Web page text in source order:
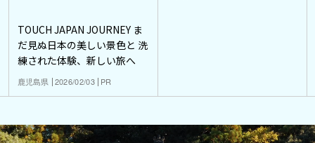
TOUCH JAPAN JOURNEY ま
だ見ぬ日本の美しい景色と 洗
練された体験、新しい旅へ
鹿児島県 2026/02/03 PR